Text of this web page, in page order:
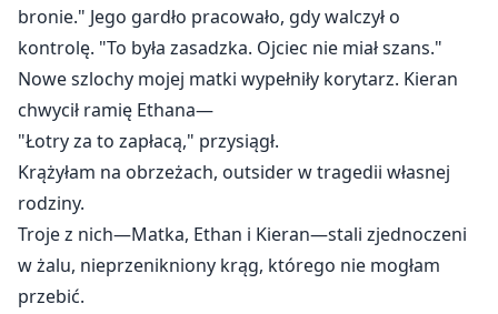
bronie." Jego gardło pracowało, gdy walczył o
kontrolę. "To była zasadzka. Ojciec nie miał szans."
Nowe szlochy mojej matki wypełniły korytarz. Kieran
chwycił ramię Ethana—
"Łotry za to zapłacą," przysiągł.
Krążyłam na obrzeżach, outsider w tragedii własnej
rodziny.
Troje z nich—Matka, Ethan i Kieran—stali zjednoczeni
w żalu, nieprzenikniony krąg, którego nie mogłam
przebić.